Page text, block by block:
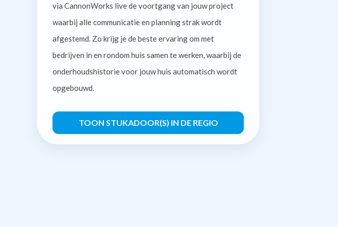
via CannonWorks live de voortgang van jouw project
waarbij alle communicatie en planning strak wordt
afgestemd. Zo krijg je de beste ervaring om met
bedrijven in en rondom huis samen te werken, waarbij de
onderhoudshistorie voor jouw huis automatisch wordt
opgebouwd.
TOON STUKADOOR(S) IN DE REGIO